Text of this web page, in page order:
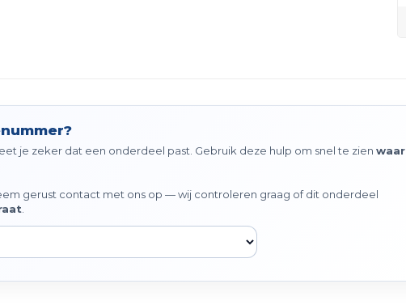
je zeker dat een onderdeel past. Gebruik deze hulp om snel te zien waar
gerust contact met ons op — wij controleren graag of dit onderdeel